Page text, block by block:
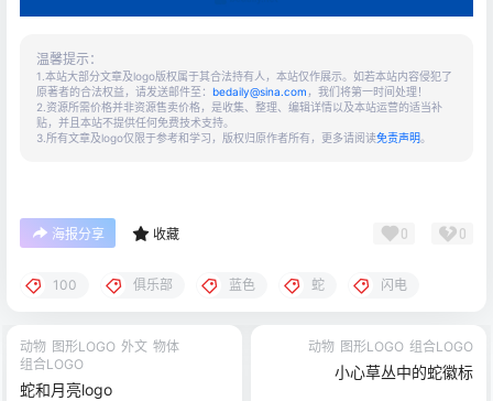
温馨提示：
1.本站大部分文章及logo版权属于其合法持有人，本站仅作展示。如若本站内容侵犯了
原著者的合法权益，请发送邮件至： bedaily@sina.com ，我们将第一时间处理！
2.资源所需价格并非资源售卖价格，是收集、整理、编辑详情以及本站运营的适当补
贴，并且本站不提供任何免费技术支持。
3.所有文章及logo仅限于参考和学习，版权归原作者所有，更多请阅读免责声明。
海报分享 收藏 0 0
100 俱乐部 蓝色 蛇 闪电
动物 图形LOGO 外文 物体
组合LOGO
蛇和月亮logo
动物 图形LOGO 组合LOGO
小心草丛中的蛇徽标